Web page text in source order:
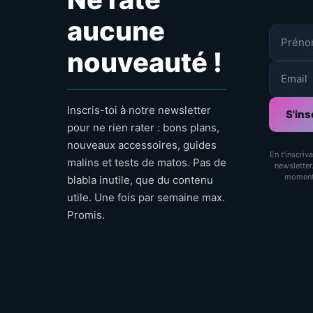
aucune
nouveauté !
Inscris-toi à notre newsletter
pour ne rien rater : bons plans,
nouveaux accessoires, guides
malins et tests de matos. Pas de
blabla inutile, que du contenu
utile. Une fois par semaine max.
Promis.
En